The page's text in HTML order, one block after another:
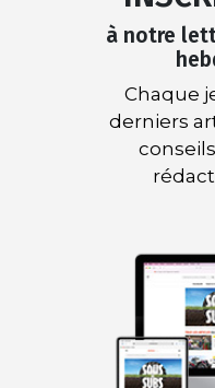
à notre
Chaque
derniers